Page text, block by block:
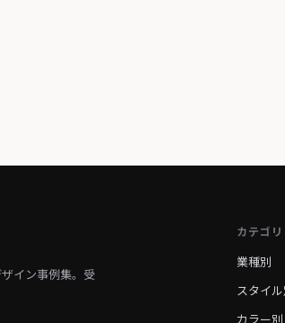
イン事例集。受
カテゴリ
業種別
スタイ
カラー別